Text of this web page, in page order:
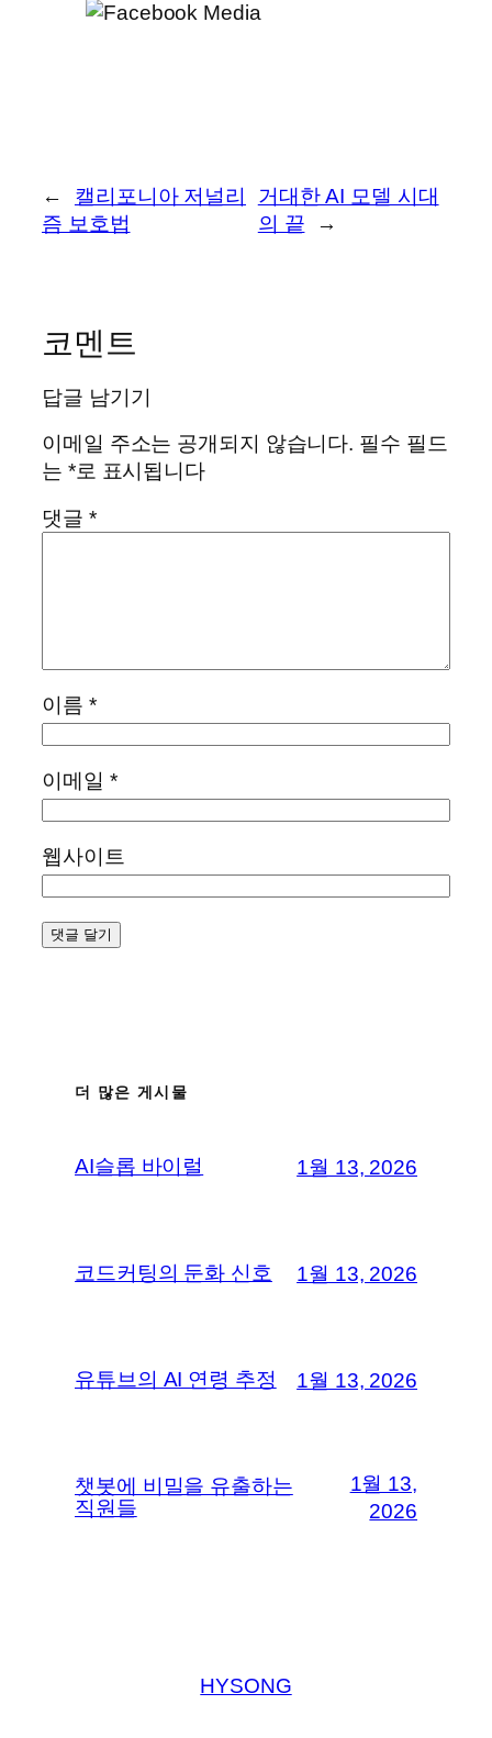
←
캘리포니아 저널리
즘 보호법
거대한 AI 모델 시대
의 끝
→
코멘트
답글 남기기
이메일 주소는 공개되지 않습니다. 필수 필드
는 *로 표시됩니다
댓글 *
이름 *
이메일 *
웹사이트
더 많은 게시물
AI슬롭 바이럴 1월 13, 2026
코드커팅의 둔화 신호 1월 13, 2026
유튜브의 AI 연령 추정 1월 13, 2026
챗봇에 비밀을 유출하는
직원들
1월 13,
2026
HYSONG